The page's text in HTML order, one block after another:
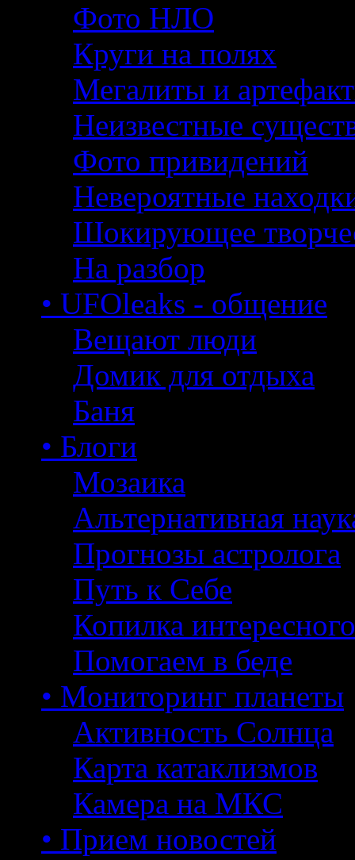
Фото НЛО
Круги на полях
Мегалиты и
Неизвестные
Фото привидений
Невероятные
Шокирующее
На разбор
• UFOleaks - общение
Вещают люди
Домик для отдыха
Баня
• Блоги
Мозаика
Альтернативная
Прогнозы астролога
Путь к Себе
Копилка интересного
Помогаем в беде
• Мониторинг планеты
Активность Солнца
Карта катаклизмов
Камера на МКС
• Прием новостей